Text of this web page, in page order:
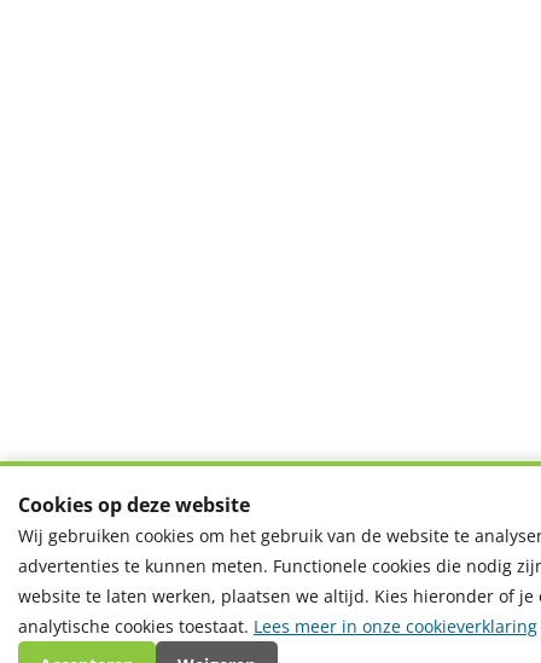
Cookies op deze website
Wij gebruiken cookies om het gebruik van de website te
advertenties te kunnen meten. Functionele cookies die nodig
website te laten werken, plaatsen we altijd. Kies hieronder of je
analytische cookies toestaat. Lees meer in onze cookieverklaring